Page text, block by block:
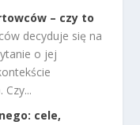
– czy to
decyduje się na
o jej
cele,